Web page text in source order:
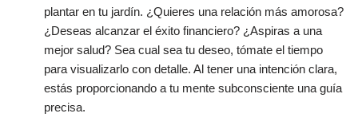
plantar en tu jardín. ¿Quieres una relación más amorosa?
¿Deseas alcanzar el éxito financiero? ¿Aspiras a una
mejor salud? Sea cual sea tu deseo, tómate el tiempo
para visualizarlo con detalle. Al tener una intención clara,
estás proporcionando a tu mente subconsciente una guía
precisa.